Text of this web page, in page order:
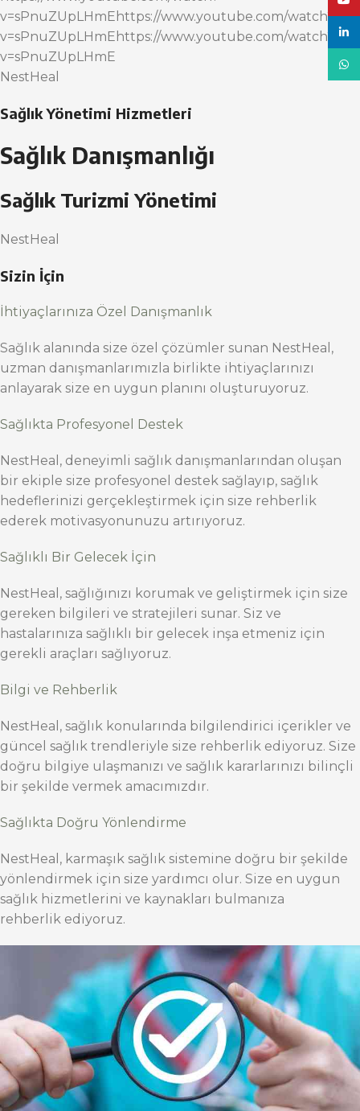
v=sPnuZUpLHmEhttps://www.youtube.com/watch?
v=sPnuZUpLHmEhttps://www.youtube.com/watch?
v=sPnuZUpLHmE
NestHeal
Sağlık Yönetimi Hizmetleri
Sağlık Danışmanlığı
Sağlık Turizmi Yönetimi
NestHeal
Sizin İçin
İhtiyaçlarınıza Özel Danışmanlık
Sağlık alanında size özel çözümler sunan NestHeal,
uzman danışmanlarımızla birlikte ihtiyaçlarınızı
anlayarak size en uygun planını oluşturuyoruz.
Sağlıkta Profesyonel Destek
NestHeal, deneyimli sağlık danışmanlarından oluşan
bir ekiple size profesyonel destek sağlayıp, sağlık
hedeflerinizi gerçekleştirmek için size rehberlik
ederek motivasyonunuzu artırıyoruz.
Sağlıklı Bir Gelecek İçin
NestHeal, sağlığınızı korumak ve geliştirmek için size
gereken bilgileri ve stratejileri sunar. Siz ve
hastalarınıza sağlıklı bir gelecek inşa etmeniz için
gerekli araçları sağlıyoruz.
Bilgi ve Rehberlik
NestHeal, sağlık konularında bilgilendirici içerikler ve
güncel sağlık trendleriyle size rehberlik ediyoruz. Size
doğru bilgiye ulaşmanızı ve sağlık kararlarınızı bilinçli
bir şekilde vermek amacımızdır.
Sağlıkta Doğru Yönlendirme
NestHeal, karmaşık sağlık sistemine doğru bir şekilde
yönlendirmek için size yardımcı olur. Size en uygun
sağlık hizmetlerini ve kaynakları bulmanıza
rehberlik ediyoruz.